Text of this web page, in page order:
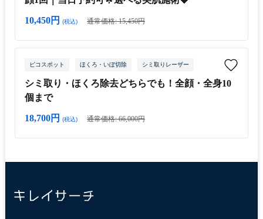
10,450円 (税込) 通常価格: 15,450円
ピコスポット ほくろ・いぼ切除 シミ取りレーザー
シミ取り・ほくろ除去どちらでも！全顔・全身10
個まで
18,700円 (税込) 通常価格: 66,000円